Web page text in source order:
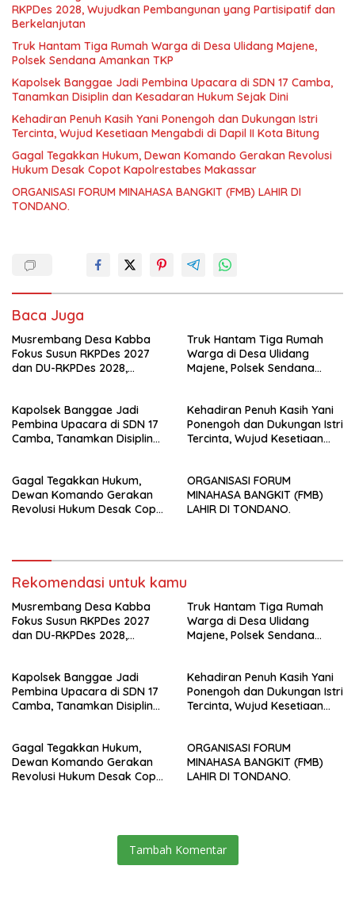
RKPDes 2028, Wujudkan Pembangunan yang Partisipatif dan
Berkelanjutan
Truk Hantam Tiga Rumah Warga di Desa Ulidang Majene,
Polsek Sendana Amankan TKP
Kapolsek Banggae Jadi Pembina Upacara di SDN 17 Camba,
Tanamkan Disiplin dan Kesadaran Hukum Sejak Dini
Kehadiran Penuh Kasih Yani Ponengoh dan Dukungan Istri
Tercinta, Wujud Kesetiaan Mengabdi di Dapil II Kota Bitung
Gagal Tegakkan Hukum, Dewan Komando Gerakan Revolusi
Hukum Desak Copot Kapolrestabes Makassar
ORGANISASI FORUM MINAHASA BANGKIT (FMB) LAHIR DI
TONDANO.
Baca Juga
Musrembang Desa Kabba
Fokus Susun RKPDes 2027
dan DU-RKPDes 2028,
Berkelanjutan
Truk Hantam Tiga Rumah
Warga di Desa Ulidang
Majene, Polsek Sendana
Kapolsek Banggae Jadi
Pembina Upacara di SDN 17
Camba, Tanamkan Disiplin
Kehadiran Penuh Kasih Yani
Ponengoh dan Dukungan Istri
Tercinta, Wujud Kesetiaan
Gagal Tegakkan Hukum,
Dewan Komando Gerakan
Revolusi Hukum Desak Copot
ORGANISASI FORUM
MINAHASA BANGKIT (FMB)
LAHIR DI TONDANO.
Rekomendasi untuk kamu
Musrembang Desa Kabba
Fokus Susun RKPDes 2027
dan DU-RKPDes 2028,
Berkelanjutan
Truk Hantam Tiga Rumah
Warga di Desa Ulidang
Majene, Polsek Sendana
Kapolsek Banggae Jadi
Pembina Upacara di SDN 17
Camba, Tanamkan Disiplin
Kehadiran Penuh Kasih Yani
Ponengoh dan Dukungan Istri
Tercinta, Wujud Kesetiaan
Gagal Tegakkan Hukum,
Dewan Komando Gerakan
Revolusi Hukum Desak Copot
ORGANISASI FORUM
MINAHASA BANGKIT (FMB)
LAHIR DI TONDANO.
Tambah Komentar